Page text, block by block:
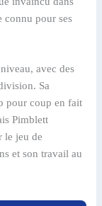
connu pour ses
avec des
Sa
pour coup en fait
Pimblett
le jeu de
et son travail au